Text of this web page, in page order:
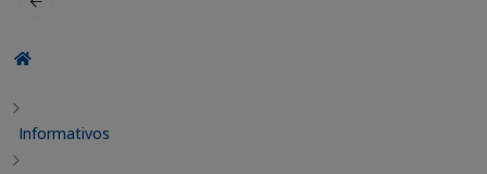
Informativos